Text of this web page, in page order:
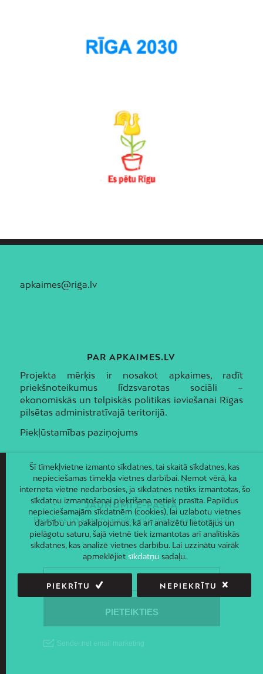
apkaimes@riga.lv
PAR APKAIMES.LV
Projekta mērķis ir nosakot apkaimes, radīt
priekšnoteikumus līdzsvarotas sociāli –
ekonomiskās un telpiskās politikas ieviešanai Rīgas
pilsētas administratīvajā teritorijā.
Piekļūstamības paziņojums
JAUNUMI E-PASTĀ
Piesakies un saņem jaunāko informāciju savā e-pastā!
Šī tīmekļvietne izmanto sīkdatnes, tai skaitā sīkdatnes, kas
nepieciešamas tīmekļa vietnes darbībai. Ņemot vērā, ka
interneta vietne nedarbosies, ja sīkdatnes netiks izmantotas, šo
sīkdatņu izmantošanai piekrišana netiek prasīta. Papildus
nepieciešamajām sīkdatnēm (cookies), lai uzlabotu vietnes
darbību un pakalpojumus, kā arī analizētu lietotājus un
pielāgotu saturu, šajā vietnē tiek izmantotas arī analītiskās
sīkdatnes, kas analizē vietnes darbību. Lai uzzinātu vairāk
apmeklējiet sīkdatņusadaļu.
PIEKRĪTU NEPIEKRĪTU